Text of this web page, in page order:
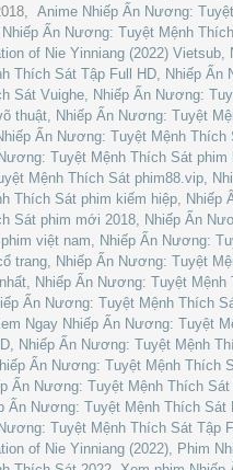
Anime Nhiếp Ấn Nương:
Ấn Nương: Tuyệt Mệnh
of Nie Yinniang (2022) Vietsub,
Thích Sát Tập Full HD, Nhiếp Ấn
Sát Vuighe, Nhiếp Ấn Nương:
thuật, Nhiếp Ấn Nương: Tuyệt
Ấn Nương: Tuyệt Mệnh Thích
Tuyệt Mệnh Thích Sát phim
Mệnh Thích Sát phim88.vip,
Thích Sát phim kiếm hiệp, Nhiếp
Sát phim mới 2018, Nhiếp Ấn
việt nam, Nhiếp Ấn Nương:
trang, Nhiếp Ấn Nương: Tuyệt
Nhiếp Ấn Nương: Tuyệt Mệnh
Ấn Nương: Tuyệt Mệnh Thích
Ngay Nhiếp Ấn Nương: Tuyệt
Nhiếp Ấn Nương: Tuyệt Mệnh
Ấn Nương: Tuyệt Mệnh Thích
Ấn Nương: Tuyệt Mệnh Thích Sát
Ấn Nương: Tuyệt Mệnh Thích Sát
Tuyệt Mệnh Thích Sát Tập
of Nie Yinniang (2022), Phim